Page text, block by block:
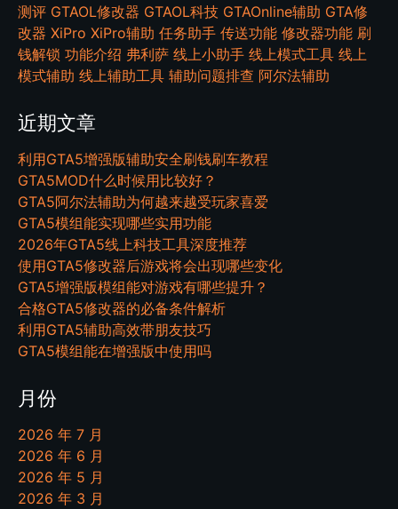
测评 GTAOL修改器 GTAOL科技 GTAOnline辅助 GTA修
改器 XiPro XiPro辅助 任务助手 传送功能 修改器功能 刷
钱解锁 功能介绍 弗利萨 线上小助手 线上模式工具 线上
模式辅助 线上辅助工具 辅助问题排查 阿尔法辅助
近期文章
利用GTA5增强版辅助安全刷钱刷车教程
GTA5MOD什么时候用比较好？
GTA5阿尔法辅助为何越来越受玩家喜爱
GTA5模组能实现哪些实用功能
2026年GTA5线上科技工具深度推荐
使用GTA5修改器后游戏将会出现哪些变化
GTA5增强版模组能对游戏有哪些提升？
合格GTA5修改器的必备条件解析
利用GTA5辅助高效带朋友技巧
GTA5模组能在增强版中使用吗
月份
2026 年 7 月
2026 年 6 月
2026 年 5 月
2026 年 3 月